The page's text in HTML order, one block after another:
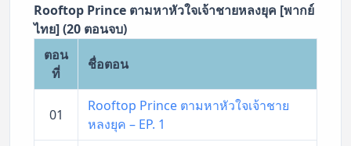
Rooftop Prince ตามหาหัวใจเจ้าชายหลงยุค [พากย์
ไทย] (20 ตอนจบ)
ตอน
ที่
ชื่อตอน
01
Rooftop Prince ตามหาหัวใจเจ้าชาย
หลงยุค – EP. 1